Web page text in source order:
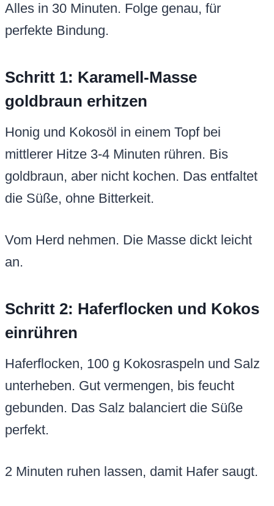
Alles in 30 Minuten. Folge genau, für
perfekte Bindung.
Schritt 1: Karamell-Masse
goldbraun erhitzen
Honig und Kokosöl in einem Topf bei
mittlerer Hitze 3-4 Minuten rühren. Bis
goldbraun, aber nicht kochen. Das entfaltet
die Süße, ohne Bitterkeit.
Vom Herd nehmen. Die Masse dickt leicht
an.
Schritt 2: Haferflocken und Kokos
einrühren
Haferflocken, 100 g Kokosraspeln und Salz
unterheben. Gut vermengen, bis feucht
gebunden. Das Salz balanciert die Süße
perfekt.
2 Minuten ruhen lassen, damit Hafer saugt.